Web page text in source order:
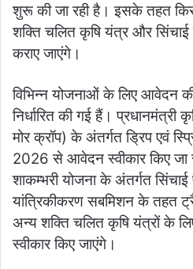
शुरू की जा रही है। इसके तहत
शक्ति चलित कृषि यंत्र और सिंचाई
कराए जाएंगे।
विभिन्न योजनाओं के लिए आवेदन की
निर्धारित की गई हैं। प्रधानमंत्री
मोर क्रॉप) के अंतर्गत ड्रिप एवं
2026 से आवेदन स्वीकार किए जा
शाकम्भरी योजना के अंतर्गत
यांत्रिकीकरण सबमिशन के तहत
अन्य शक्ति चलित कृषि यंत्रों के
स्वीकार किए जाएंगे।